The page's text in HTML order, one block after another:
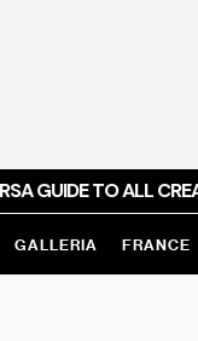
A GUIDE TO ALL
GALLERIA FRANCE